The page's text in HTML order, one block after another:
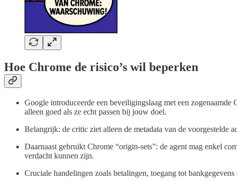
Hoe Chrome de risico’s wil beperken
Google introduceerde een beveiligingslaag met een
alleen goed als ze echt passen bij jouw doel.
Belangrijk: de critic ziet alleen de metadata van de voorgestelde
Daarnaast gebruikt Chrome “origin-sets”: de agent mag enkel
verdacht kunnen zijn.
Cruciale handelingen zoals betalingen, toegang tot